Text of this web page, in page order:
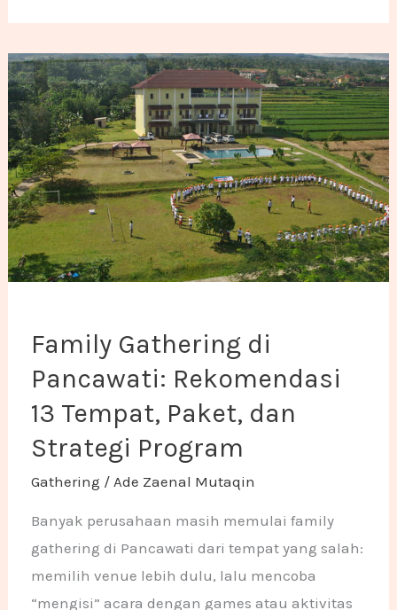
Family Gathering di
Pancawati: Rekomendasi
13 Tempat, Paket, dan
Strategi Program
Gathering / Ade Zaenal Mutaqin
Banyak perusahaan masih memulai family
gathering di Pancawati dari tempat yang salah:
memilih venue lebih dulu, lalu mencoba
“mengisi” acara dengan games atau aktivitas
Family Gathering di Pancawati: Rekomendasi 13